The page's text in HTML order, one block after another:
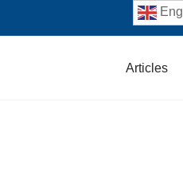
Articles